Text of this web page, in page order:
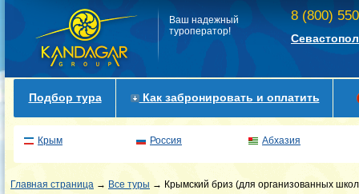
Ваш надежный
туроператор!
8 (800)
Подбор тура Как забронировать и оплатить
Крым Россия Абхазия
Главная страница → Все туры → Крымский бриз (для организованных